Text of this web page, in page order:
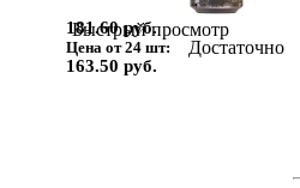
Быстрый просмотр
181.60 руб.
Цена от 24 шт:
163.50 руб.
Достаточно